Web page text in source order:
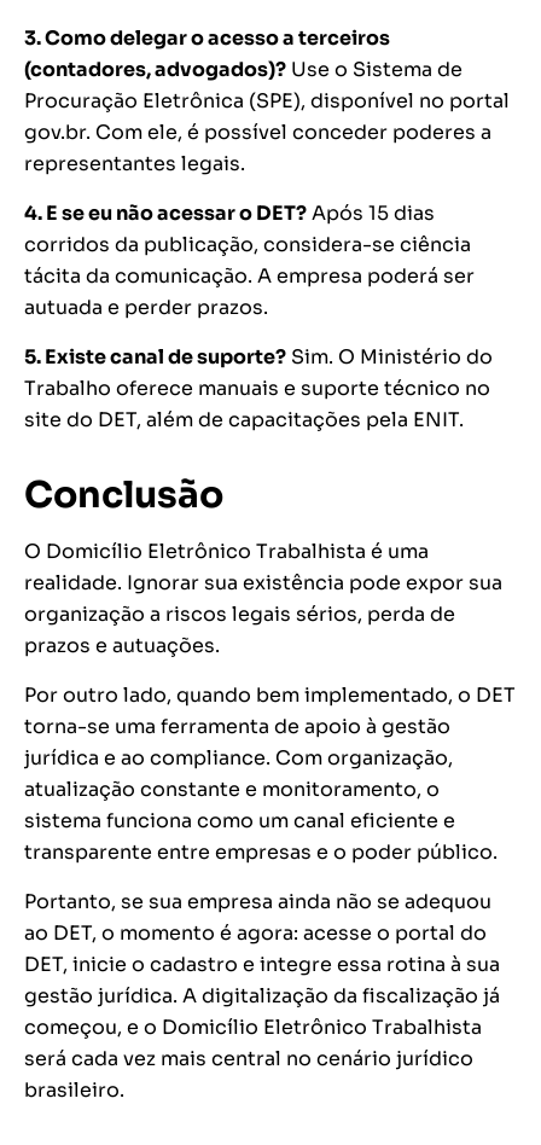
3. Como delegar o acesso a terceiros
(contadores, advogados)? Use o Sistema de
Procuração Eletrônica (SPE), disponível no portal
gov.br. Com ele, é possível conceder poderes a
representantes legais.
4. E se eu não acessar o DET?Após 15 dias
corridos da publicação, considera-se ciência
tácita da comunicação. A empresa poderá ser
autuada e perder prazos.
5. Existe canal de suporte? Sim. O Ministério do
Trabalho oferece manuais e suporte técnico no
site do DET, além de capacitações pela ENIT.
Conclusão
O Domicílio Eletrônico Trabalhista é uma
realidade. Ignorar sua existência pode expor sua
organização a riscos legais sérios, perda de
prazos e autuações.
Por outro lado, quando bem implementado, o DET
torna-se uma ferramenta de apoio à gestão
jurídica e ao compliance. Com organização,
atualização constante e monitoramento, o
sistema funciona como um canal eficiente e
transparente entre empresas e o poder público.
Portanto, se sua empresa ainda não se adequou
ao DET, o momento é agora: acesse o portal do
DET, inicie o cadastro e integre essa rotina à sua
gestão jurídica. A digitalização da fiscalização já
começou, e o Domicílio Eletrônico Trabalhista
será cada vez mais central no cenário jurídico
brasileiro.